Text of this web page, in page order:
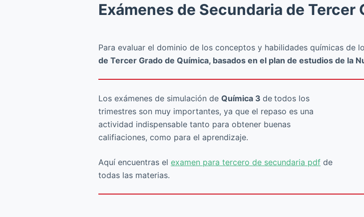
Exámenes de Secundaria de Tercer
Para evaluar el dominio de los conceptos y habilidades químicas de
de Tercer Grado de Química, basados en el plan de estudios de la
Los exámenes de simulación de Química 3 de todos los
trimestres son muy importantes, ya que el repaso es una
actividad indispensable tanto para obtener buenas
califiaciones, como para el aprendizaje.
Aquí encuentras el examen para tercero de secundaria pdf de
todas las materias.